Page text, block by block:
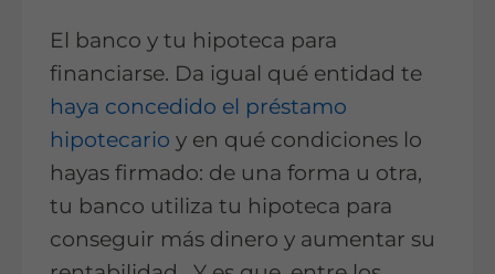
El banco y tu hipoteca para
financiarse. Da igual qué entidad te
haya concedido el préstamo
hipotecario y en qué condiciones lo
hayas firmado: de una forma u otra,
tu banco utiliza tu hipoteca para
conseguir más dinero y aumentar su